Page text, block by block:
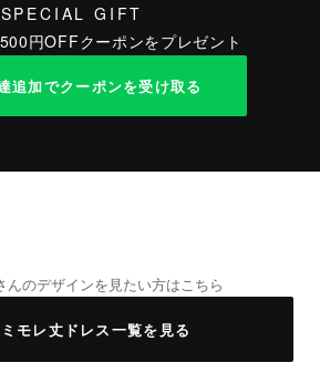
SPECIAL GIFT
円OFFクーポンをプレゼント
追加でクーポンを受け取る
んのデザインを見たい方はこちら
モレ丈ドレス一覧を見る